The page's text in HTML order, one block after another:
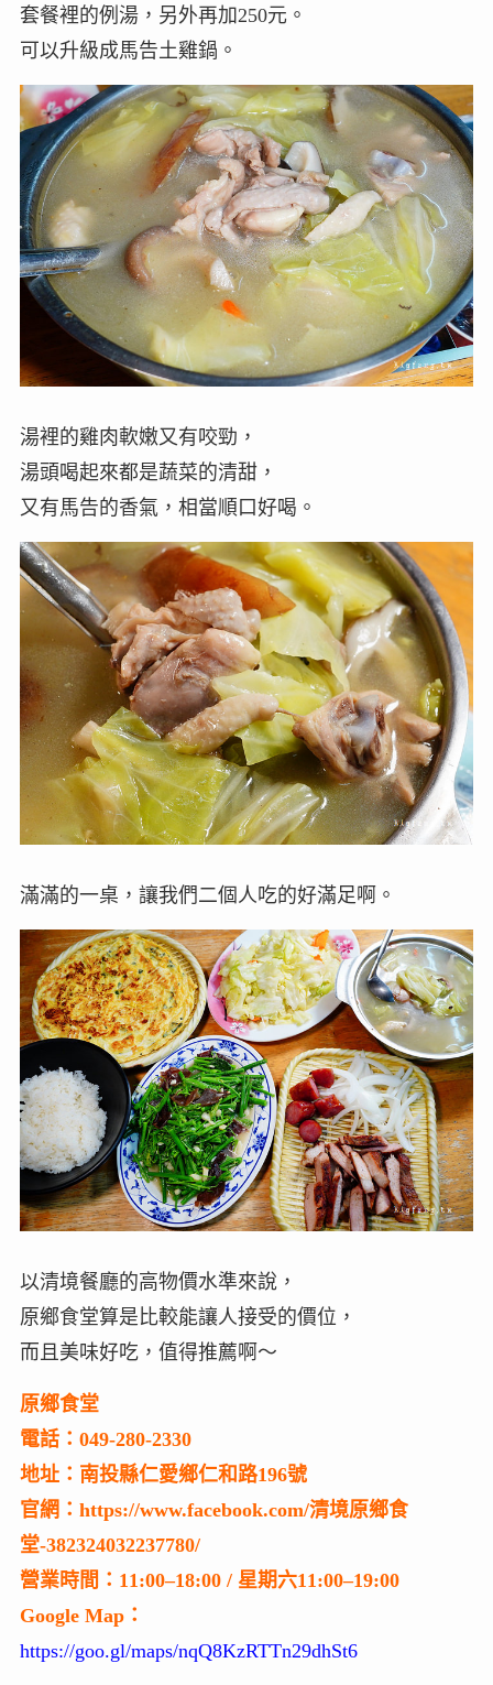
套餐裡的例湯，另外再加250元。
可以升級成馬告土雞鍋。
湯裡的雞肉軟嫩又有咬勁，
湯頭喝起來都是蔬菜的清甜，
又有馬告的香氣，相當順口好喝。
滿滿的一桌，讓我們二個人吃的好滿足啊。
以清境餐廳的高物價水準來說，
原鄉食堂算是比較能讓人接受的價位，
而且美味好吃，值得推薦啊～
原鄉食堂
電話：049-280-2330
地址：南投縣仁愛鄉仁和路196號
官網：https://www.facebook.com/清境原鄉食
堂-382324032237780/
營業時間：11:00–18:00 / 星期六11:00–19:00
Google Map：
https://goo.gl/maps/nqQ8KzRTTn29dhSt6